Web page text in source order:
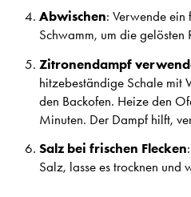
Abwischen: Verwende ein
Schwamm, um die gelösten
Zitronendampf
hitzebeständige Schale mit
den Backofen. Heize den
Minuten. Der Dampf hilft,
Salz bei frischen Flecken
Salz, lasse es trocknen und